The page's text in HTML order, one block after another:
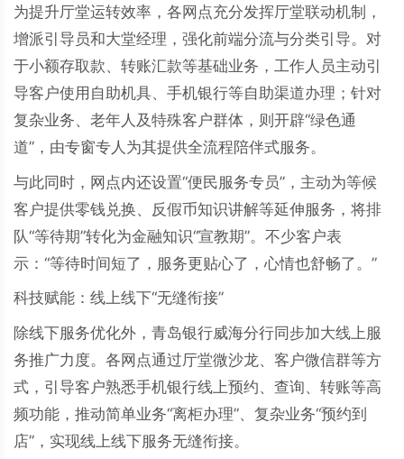
为提升厅堂运转效率，各网点充分发挥厅堂联动机制，
增派引导员和大堂经理，强化前端分流与分类引导。对
于小额存取款、转账汇款等基础业务，工作人员主动引
导客户使用自助机具、手机银行等自助渠道办理；针对
复杂业务、老年人及特殊客户群体，则开辟“绿色通
道”，由专窗专人为其提供全流程陪伴式服务。
与此同时，网点内还设置“便民服务专员”，主动为等候
客户提供零钱兑换、反假币知识讲解等延伸服务，将排
队“等待期”转化为金融知识“宣教期”。不少客户表
示：“等待时间短了，服务更贴心了，心情也舒畅了。”
科技赋能：线上线下“无缝衔接”
除线下服务优化外，青岛银行威海分行同步加大线上服
务推广力度。各网点通过厅堂微沙龙、客户微信群等方
式，引导客户熟悉手机银行线上预约、查询、转账等高
频功能，推动简单业务“离柜办理”、复杂业务“预约到
店”，实现线上线下服务无缝衔接。